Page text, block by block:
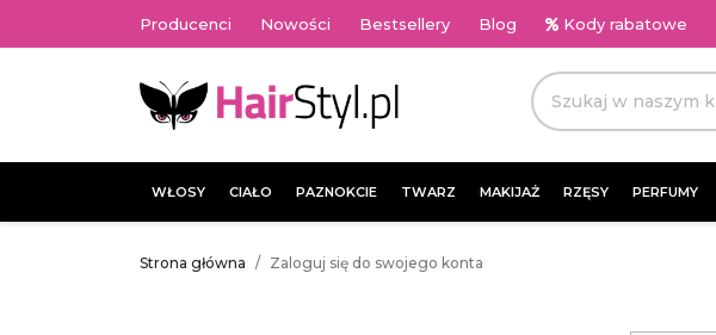
Producenci Nowości Bestsellery Blog Kody rabatowe
WŁOSY CIAŁO PAZNOKCIE TWARZ MAKIJAŻ RZĘSY PERFUMY
Strona główna Zaloguj się do swojego konta